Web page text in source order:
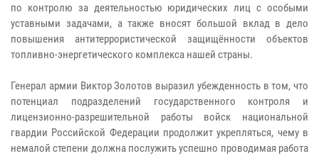
по контролю за деятельностью юридических лиц с особыми
уставными задачами, а также вносят большой вклад в дело
повышения антитеррористической защищённости объектов
топливно-энергетического комплекса нашей страны.
Генерал армии Виктор Золотов выразил убежденность в том, что
потенциал подразделений государственного контроля и
лицензионно-разрешительной работы войск национальной
гвардии Российской Федерации продолжит укрепляться, чему в
немалой степени должна послужить успешно проводимая работа